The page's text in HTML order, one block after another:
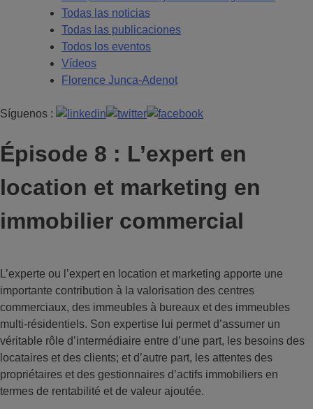
Todas las noticias
Todas las publicaciones
Todos los eventos
Vídeos
Florence Junca-Adenot
Síguenos :
Épisode 8 : L’expert en
location et marketing en
immobilier commercial
L’experte ou l’expert en location et marketing apporte une
importante contribution à la valorisation des centres
commerciaux, des immeubles à bureaux et des immeubles
multi-résidentiels. Son expertise lui permet d’assumer un
véritable rôle d’intermédiaire entre d’une part, les besoins des
locataires et des clients; et d’autre part, les attentes des
propriétaires et des gestionnaires d’actifs immobiliers en
termes de rentabilité et de valeur ajoutée.